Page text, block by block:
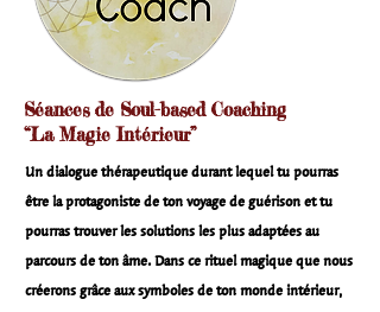
Séances de Soul-based Coaching
“La Magie Intérieur”
Un dialogue thérapeutique durant lequel tu pourras
être la protagoniste de ton voyage de guérison et tu
pourras trouver les solutions les plus adaptées au
parcours de ton âme. Dans ce rituel magique que nous
créerons grâce aux symboles de ton monde intérieur,